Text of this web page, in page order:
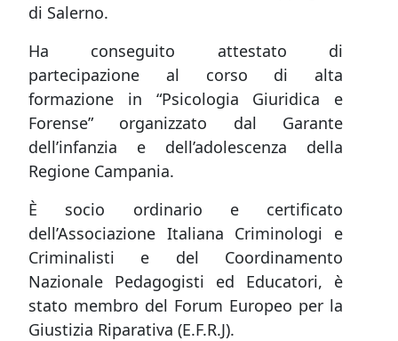
di Salerno.
Ha conseguito attestato di
partecipazione al corso di alta
formazione in “Psicologia Giuridica e
Forense” organizzato dal Garante
dell’infanzia e dell’adolescenza della
Regione Campania.
È socio ordinario e certificato
dell’Associazione Italiana Criminologi e
Criminalisti e del Coordinamento
Nazionale Pedagogisti ed Educatori, è
stato membro del Forum Europeo per la
Giustizia Riparativa (E.F.R.J).